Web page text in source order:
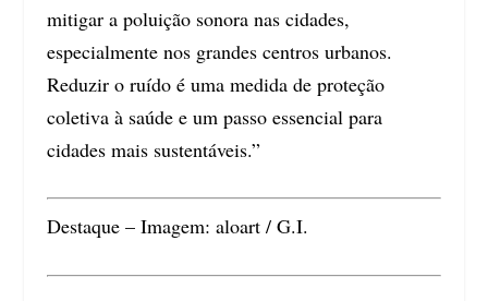
mitigar a poluição sonora nas cidades,
especialmente nos grandes centros urbanos.
Reduzir o ruído é uma medida de proteção
coletiva à saúde e um passo essencial para
cidades mais sustentáveis.”
Destaque – Imagem: aloart / G.I.